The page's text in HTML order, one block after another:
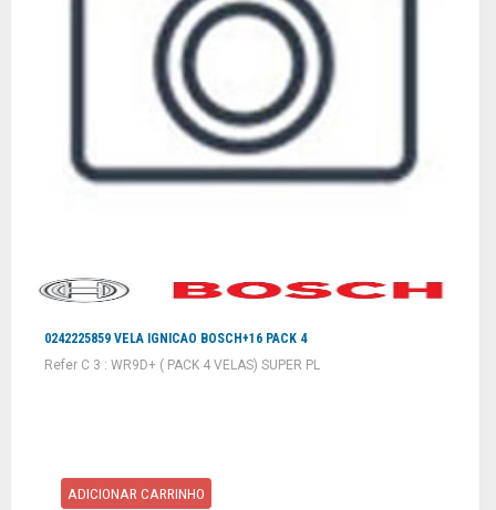
0242225859 VELA IGNICAO BOSCH+16 PACK 4
Refer C 3 : WR9D+ ( PACK 4 VELAS) SUPER PL
ADICIONAR CARRINHO